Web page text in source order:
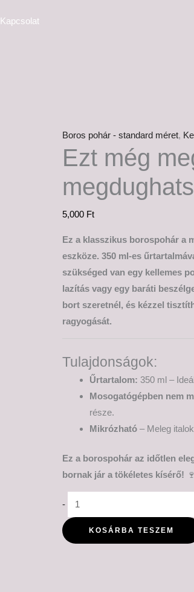
Kapcsolat
Boros pohár - standard méret,
Ezt még
5,000 Ft
Ez a klasszikus borospohár a
eszköze. 350 ml-es
szükséged van egy kellemes
lazítás vagy egy baráti
bort szeretnél, és kézzel
ragyogását.
Tulajdonságok:
Űrtartalom: 350 ml –
Mosogatógépben nem
része.
Mikrózható – Meleg
Ez a borospohár az időtlen
bornak jár a tökéletes kísérő! 🍷
-
KOSÁRBA TESZEM